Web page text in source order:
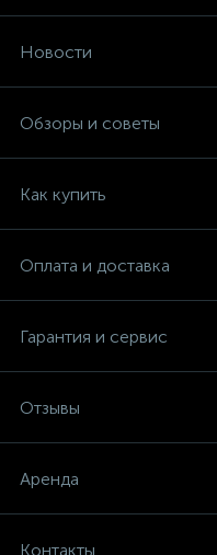
Новости
Обзоры и советы
Как купить
Оплата и доставка
Гарантия и сервис
Отзывы
Аренда
Контакты